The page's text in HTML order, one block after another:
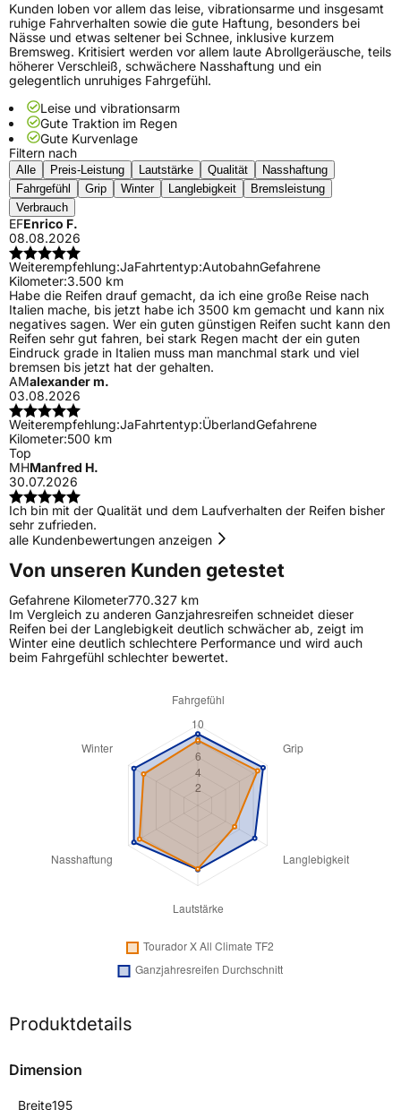
Kunden loben vor allem das leise, vibrationsarme und insgesamt
ruhige Fahrverhalten sowie die gute Haftung, besonders bei
Nässe und etwas seltener bei Schnee, inklusive kurzem
Bremsweg. Kritisiert werden vor allem laute Abrollgeräusche, teils
höherer Verschleiß, schwächere Nasshaftung und ein
gelegentlich unruhiges Fahrgefühl.
Leise und vibrationsarm
Gute Traktion im Regen
Gute Kurvenlage
Filtern nach
Alle Preis-Leistung Lautstärke Qualität
Nasshaftung
Fahrgefühl
Grip Winter Langlebigkeit
Bremsleistung
Verbrauch
EFEnrico F.
08.08.2026
Weiterempfehlung:JaFahrtentyp:AutobahnGefahrene
Kilometer:3.500 km
Habe die Reifen drauf gemacht, da ich eine große Reise nach
Italien mache, bis jetzt habe ich 3500 km gemacht und kann nix
negatives sagen. Wer ein guten günstigen Reifen sucht kann den
Reifen sehr gut fahren, bei stark Regen macht der ein guten
Eindruck grade in Italien muss man manchmal stark und viel
bremsen bis jetzt hat der gehalten.
AMalexander m.
03.08.2026
Weiterempfehlung:JaFahrtentyp:ÜberlandGefahrene
Kilometer:500 km
Top
MHManfred H.
30.07.2026
Ich bin mit der Qualität und dem Laufverhalten der Reifen bisher
sehr zufrieden.
alle Kundenbewertungen anzeigen
Von unseren Kunden getestet
Gefahrene Kilometer770.327 km
Im Vergleich zu anderen Ganzjahresreifen schneidet dieser
Reifen bei der Langlebigkeit deutlich schwächer ab, zeigt im
Winter eine deutlich schlechtere Performance und wird auch
beim Fahrgefühl schlechter bewertet.
Produktdetails
Dimension
Breite195